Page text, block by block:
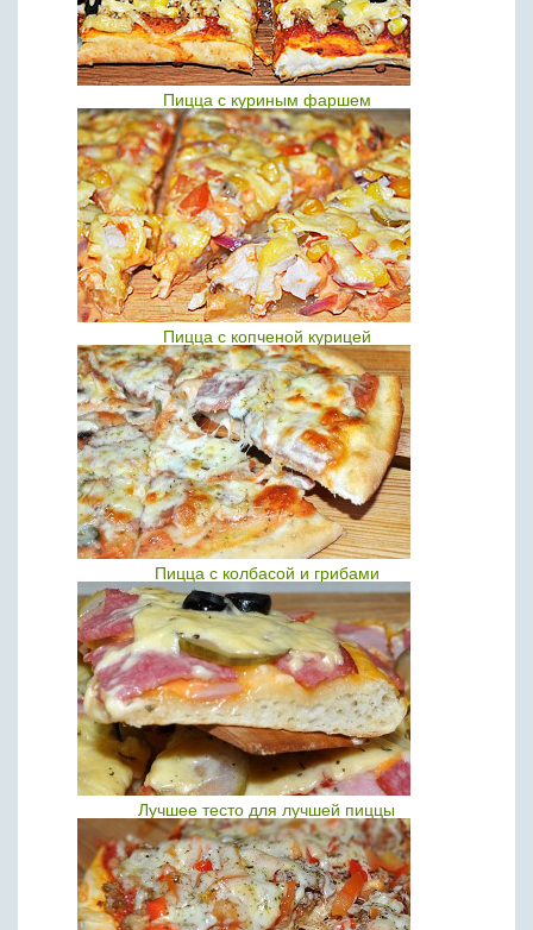
Пицца с куриным фаршем
Пицца с копченой курицей
Пицца с колбасой и грибами
Лучшее тесто для лучшей пиццы